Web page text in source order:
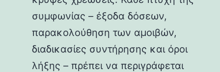
συμφωνίας – έξοδα δόσεων,
παρακολούθηση των αμοιβών,
διαδικασίες συντήρησης και όροι
λήξης – πρέπει να περιγράφεται